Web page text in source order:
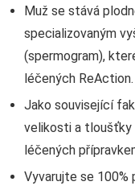
Muž se stává
specializovaným
(spermogram),
léčených ReAction.
Jako související
velikosti a tloušťky
léčených
Vyvarujte se 100%